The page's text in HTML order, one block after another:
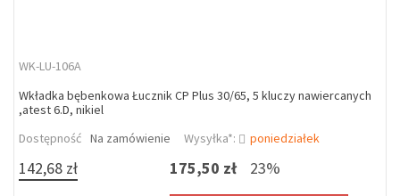
WK-LU-106A
Wkładka bębenkowa Łucznik CP Plus 30/65, 5 kluczy nawiercanych
,atest 6.D, nikiel
Dostępność Na zamówienie Wysyłka*: poniedziałek
142,68 zł 175,50 zł 23%